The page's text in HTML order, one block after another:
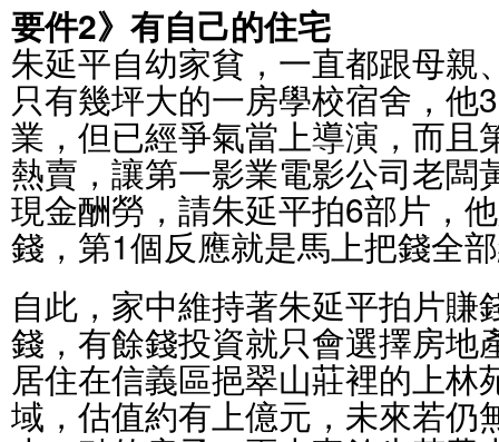
要件2》有自己的住宅
朱延平自幼家貧，一直都跟母親
只有幾坪大的一房學校宿舍，他
業，但已經爭氣當上導演，而且
熱賣，讓第一影業電影公司老闆
現金酬勞，請朱延平拍6部片，
錢，第1個反應就是馬上把錢全
自此，家中維持著朱延平拍片賺
錢，有餘錢投資就只會選擇房地
居住在信義區挹翠山莊裡的上林
域，估值約有上億元，未來若仍